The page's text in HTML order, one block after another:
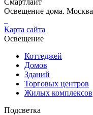
Освещение дома. Москва
Карта сайта
Освещение
Коттеджей
Домов
Зданий
Торговых центров
Жилых комплексов
Подсветка